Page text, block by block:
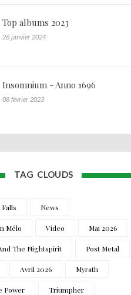
Top albums 2023
26 janvier 2024
Insomnium - Anno 1696
08 février 2023
TAG CLOUDS
News
Mélo Video Mai 2026
The Nightspirit Post Metal
Avril 2026 Myrath
Power Triumpher